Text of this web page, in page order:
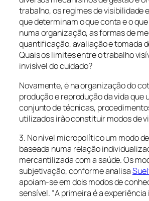
trabalho, os regimes de visibilidade
que determinam o que conta e o
numa organização, as formas de
quantificação, avaliação e tomada
Quais os limites entre o trabalho
invisível do cuidado?
Novamente, é na organização do
produção e reprodução da vida que
conjunto de técnicas,
utilizados irão constituir modos de
3. No nível micropolítico um modo
baseada numa relação
mercantilizada com a saúde. Os
subjetivação, conforme analisa
apoiam-se em dois modos de
sensível. “A primeira é a